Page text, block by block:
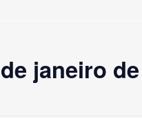
janeiro